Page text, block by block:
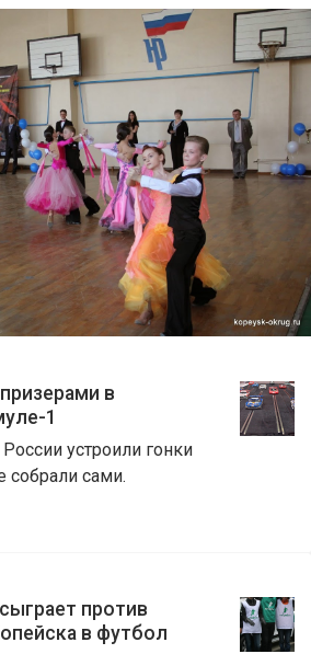
в
1
устроили гонки
сами.
против
в футбол